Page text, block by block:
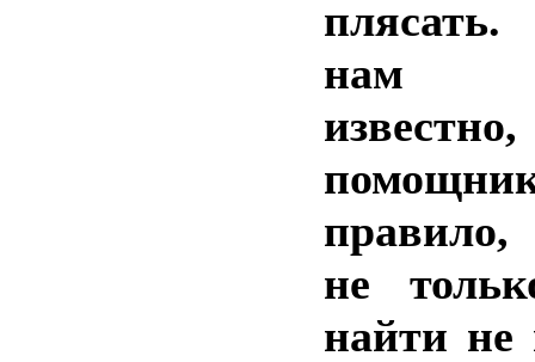
нам
правило,
не
найти не